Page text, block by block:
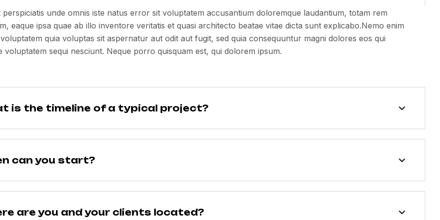
perspiciatis unde omnis iste natus error sit voluptatem accusantium doloremque laudantium, totam rem
eaque ipsa quae ab illo inventore veritatis et quasi architecto beatae vitae dicta sunt explicabo.Nemo enim
quia voluptas sit aspernatur aut odit aut fugit, sed quia consequuntur magni dolores eos qui
voluptatem sequi nesciunt. Neque porro quisquam est, qui dolorem ipsum.
is the timeline of a typical project?
can you start?
are you and your clients located?